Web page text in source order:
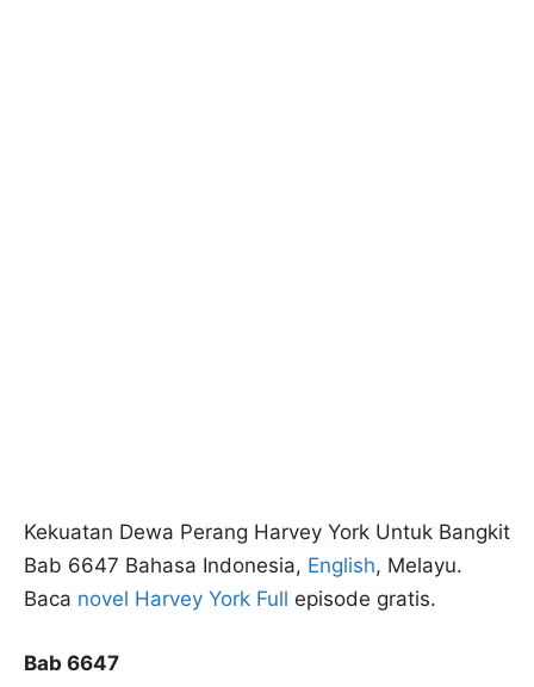
Kekuatan Dewa Perang Harvey York Untuk Bangkit
Bab 6647 Bahasa Indonesia, English, Melayu.
Baca novel Harvey York Full episode gratis.
Bab 6647